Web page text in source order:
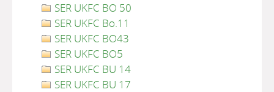
SER UKFC BO 50
SER UKFC Bo.11
SER UKFC BO43
SER UKFC BO5
SER UKFC BU 14
SER UKFC BU 17